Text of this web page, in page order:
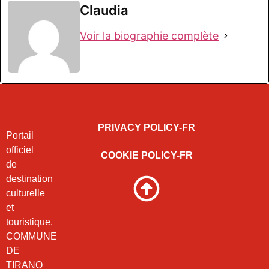
Claudia
Voir la biographie complète
Portail
officiel
de
destination
culturelle
et
touristique.
COMMUNE
DE
TIRANO
PRIVACY POLICY-FR
COOKIE POLICY-FR